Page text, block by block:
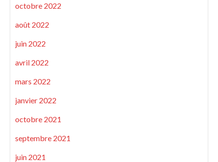
octobre 2022
août 2022
juin 2022
avril 2022
mars 2022
janvier 2022
octobre 2021
septembre 2021
juin 2021